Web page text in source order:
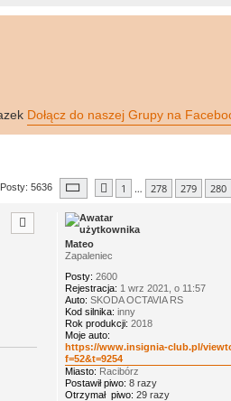
Dołącz do naszej Grupy na
Posty: 5636 Strona 282 282
Poprzednia
1 … 278 279 280
Mateo
Zapaleniec
Posty: 2600
Rejestracja: 1 wrz 2021, o 11:57
Auto: SKODA OCTAVIA RS
Kod silnika: inny
Rok produkcji: 2018
Moje auto:
https://www.insignia-club.pl/
f=52&t=9254
Miasto: Racibórz
Postawił piwo: 8 razy
Otrzymał piwo: 29 razy